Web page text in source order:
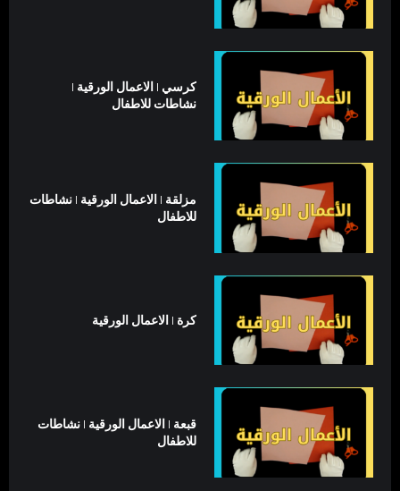
كرسي | الاعمال الورقية |
نشاطات للاطفال
مزلقة | الاعمال الورقية | نشاطات
للاطفال
كرة | الاعمال الورقية
قبعة | الاعمال الورقية | نشاطات
للاطفال